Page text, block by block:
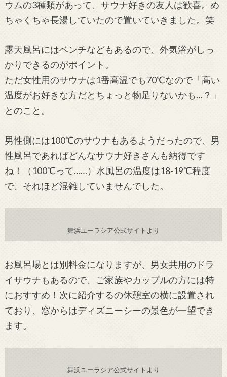
ウムの3種類があって、サウナ好きの友人は歓喜。め
ちゃくちゃ長湯していたので置いていきました。笑
露天風呂にはベンチなどもあるので、外気浴がしっ
かりできるのがポイント。
ただ女性用のサウナは1番高温でも70℃なので「高い
温度がお好きな方だとちょっと物足りないかも…？」
とのこと。
男性側には100℃のサウナもあるようだったので、男
性風呂であればどんなサウナ好きさんも納得です
ね！（100℃って……）水風呂の温度は18-19℃程度
で、それほど混雑していませんでした。
舞浜ユーラシア公式サイトより
お風呂場とは別料金になりますが、男女共用のドラ
イサウナもあるので、ご家族やカップルの方には特
におすすめ！次に紹介するの休憩室の横に設置され
ており、窓からはディズニーシーの景色が一望でき
ます。
舞浜ユーラシア公式サイトより